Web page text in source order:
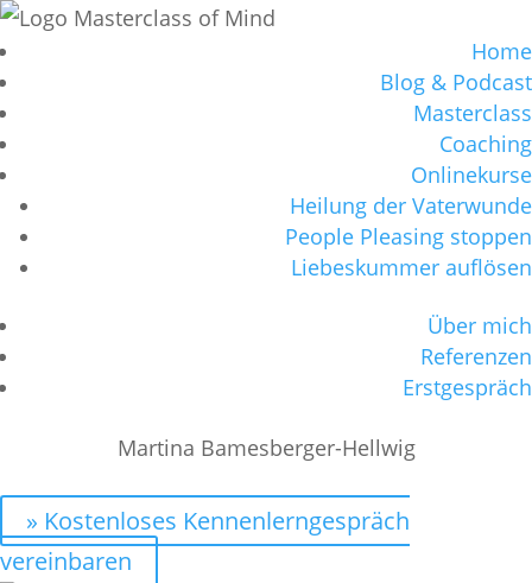
Home
Blog & Podcast
Masterclass
Coaching
Onlinekurse
Heilung der Vaterwunde
People Pleasing stoppen
Liebeskummer auflösen
Über mich
Referenzen
Erstgespräch
Martina Bamesberger-Hellwig
» Kostenloses Kennenlerngespräch
vereinbaren